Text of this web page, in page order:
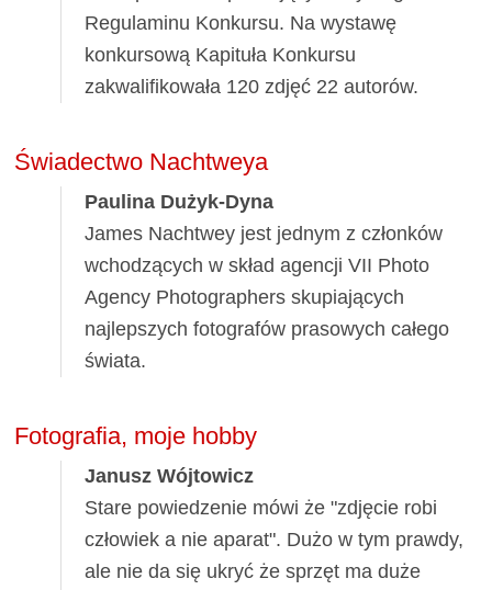
Regulaminu Konkursu. Na wystawę
konkursową Kapituła Konkursu
zakwalifikowała 120 zdjęć 22 autorów.
Świadectwo Nachtweya
Paulina Dużyk-Dyna
James Nachtwey jest jednym z członków
wchodzących w skład agencji VII Photo
Agency Photographers skupiających
najlepszych fotografów prasowych całego
świata.
Fotografia, moje hobby
Janusz Wójtowicz
Stare powiedzenie mówi że "zdjęcie robi
człowiek a nie aparat". Dużo w tym prawdy,
ale nie da się ukryć że sprzęt ma duże